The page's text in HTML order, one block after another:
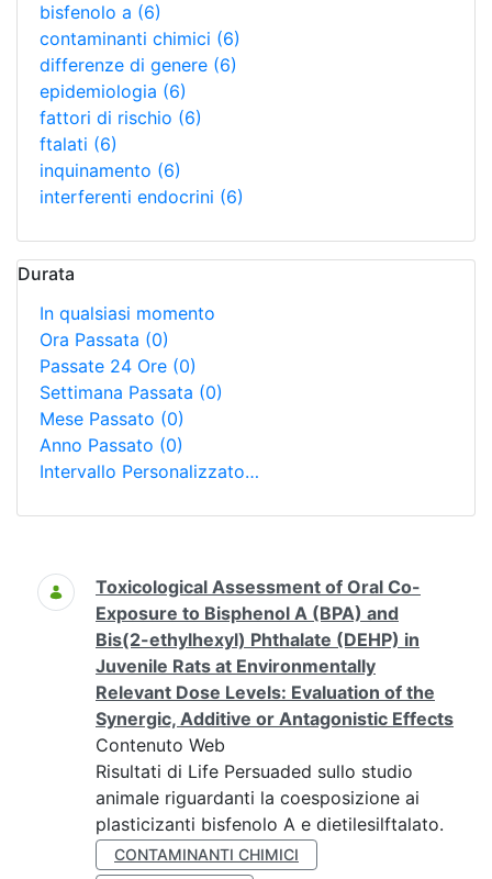
bisfenolo a (6)
contaminanti chimici (6)
differenze di genere (6)
epidemiologia (6)
fattori di rischio (6)
ftalati (6)
inquinamento (6)
interferenti endocrini (6)
Durata
In qualsiasi momento
Ora Passata (0)
Passate 24 Ore (0)
Settimana Passata (0)
Mese Passato (0)
Anno Passato (0)
Intervallo Personalizzato…
Ricerca
Toxicological Assessment of Oral Co-
Exposure to Bisphenol A (BPA) and
Bis(2-ethylhexyl) Phthalate (DEHP) in
Juvenile Rats at Environmentally
Relevant Dose Levels: Evaluation of the
Synergic, Additive or Antagonistic Effects
Contenuto Web
Risultati di Life Persuaded sullo studio
animale riguardanti la coesposizione ai
plasticizanti bisfenolo A e dietilesilftalato.
CONTAMINANTI CHIMICI